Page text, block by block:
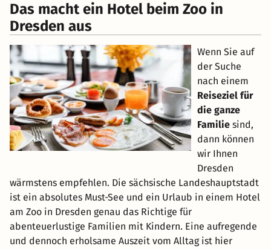
Das macht ein Hotel beim Zoo in
Dresden aus
Wenn Sie auf
der Suche
nach einem
Reiseziel für
die ganze
Familie sind,
dann können
wir Ihnen
Dresden
wärmstens empfehlen. Die sächsische Landeshauptstadt
ist ein absolutes Must-See und ein Urlaub in einem Hotel
am Zoo in Dresden genau das Richtige für
abenteuerlustige Familien mit Kindern. Eine aufregende
und dennoch erholsame Auszeit vom Alltag ist hier